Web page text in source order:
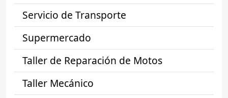
Servicio de Transporte
Supermercado
Taller de Reparación de Motos
Taller Mecánico